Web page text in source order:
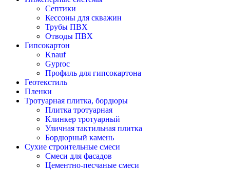
Септики
Кессоны для скважин
Трубы ПВХ
Отводы ПВХ
Гипсокартон
Knauf
Gyproc
Профиль для гипсокартона
Геотекстиль
Пленки
Тротуарная плитка, бордюры
Плитка тротуарная
Клинкер тротуарный
Уличная тактильная плитка
Бордюрный камень
Сухие строительные смеси
Смеси для фасадов
Цементно-песчаные смеси